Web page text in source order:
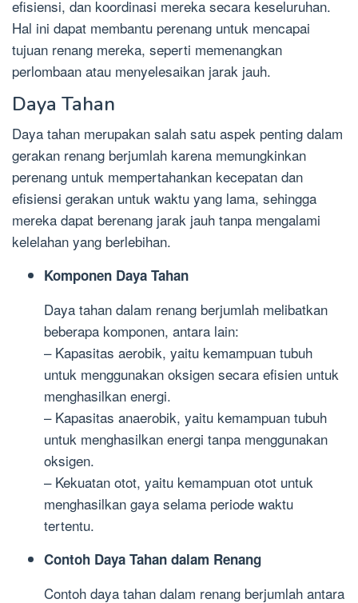
efisiensi, dan koordinasi mereka secara keseluruhan.
Hal ini dapat membantu perenang untuk mencapai
tujuan renang mereka, seperti memenangkan
perlombaan atau menyelesaikan jarak jauh.
Daya Tahan
Daya tahan merupakan salah satu aspek penting dalam
gerakan renang berjumlah karena memungkinkan
perenang untuk mempertahankan kecepatan dan
efisiensi gerakan untuk waktu yang lama, sehingga
mereka dapat berenang jarak jauh tanpa mengalami
kelelahan yang berlebihan.
Komponen Daya Tahan
Daya tahan dalam renang berjumlah melibatkan
beberapa komponen, antara lain:
– Kapasitas aerobik, yaitu kemampuan tubuh
untuk menggunakan oksigen secara efisien untuk
menghasilkan energi.
– Kapasitas anaerobik, yaitu kemampuan tubuh
untuk menghasilkan energi tanpa menggunakan
oksigen.
– Kekuatan otot, yaitu kemampuan otot untuk
menghasilkan gaya selama periode waktu
tertentu.
Contoh Daya Tahan dalam Renang
Contoh daya tahan dalam renang berjumlah antara